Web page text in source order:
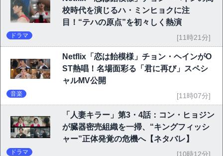
校時代を演じるハ・ミンヒョクに注
目！“テハの原点”を初々しく熱演
ドラマ [11時21分]
Netflix「恋は飴模様」チョン・ヘインがO
ST熱唱！名場面彩る「君に再び」スペシ
ャルMV公開
音楽 [11時07分]
「人妻キラー」第3・4話：コン・ヒョジン
が臓器密売組織を一掃、“キングフィッシ
ャー”正体発覚の危機へ【ネタバレ】
ドラマ [10時12分]